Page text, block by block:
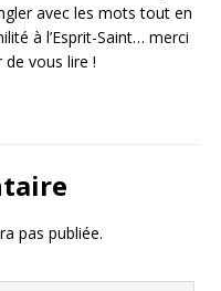
avec les mots tout en
à l’Esprit-Saint… merci
vous lire !
pas publiée.